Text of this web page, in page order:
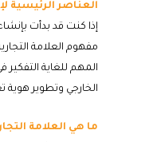
العناصر الرئيسية
إذا كنت قد بدأت
مفهوم العلامة
المهم للغاية
الخارجي وتطوير هوية
ما هي العلامة